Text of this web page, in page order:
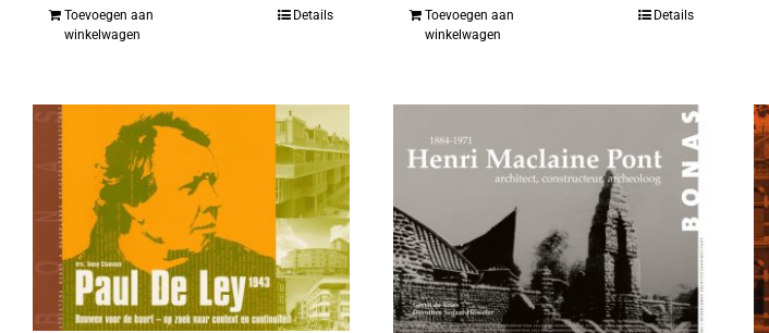
Toevoegen aan
winkelwagen
Details
Toevoegen aan
winkelwagen
Details